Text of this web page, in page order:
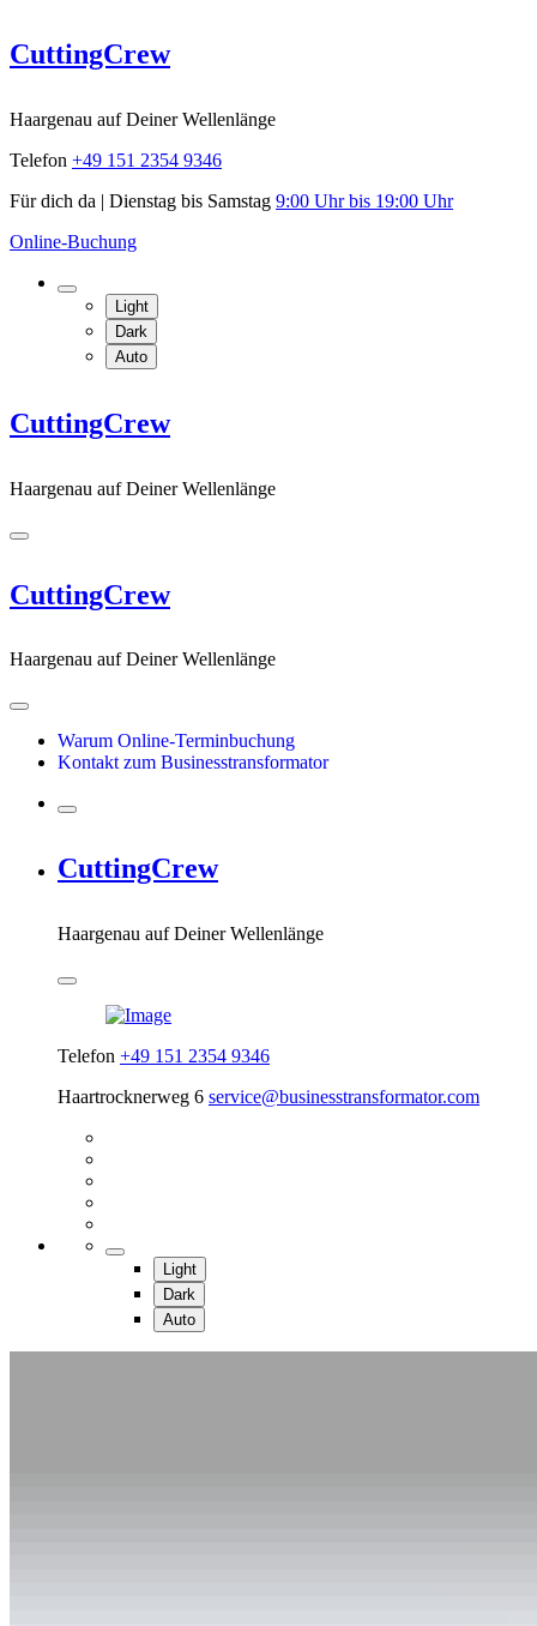
Skip
to
CuttingCrew
Haargenau auf Deiner Wellenlänge
Telefon +49 151 2354 9346
Für dich da | Dienstag bis Samstag 9:00 Uhr bis 19:00 Uhr
Online-Buchung
Light
Dark
Auto
CuttingCrew
Haargenau auf Deiner Wellenlänge
CuttingCrew
Haargenau auf Deiner Wellenlänge
Warum Online-Terminbuchung
Kontakt zum Businesstransformator
CuttingCrew
Haargenau auf Deiner Wellenlänge
Telefon +49 151 2354 9346
Haartrocknerweg 6 service@businesstransformator.com
Light
Dark
Auto